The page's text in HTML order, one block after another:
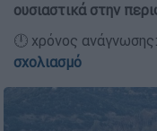
ουσιαστικά στην
🕛 χρόνος
σχολιασμό